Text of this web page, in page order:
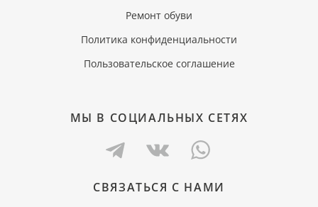
Ремонт обуви
Политика конфиденциальности
Пользовательское соглашение
МЫ В СОЦИАЛЬНЫХ СЕТЯХ
СВЯЗАТЬСЯ С НАМИ